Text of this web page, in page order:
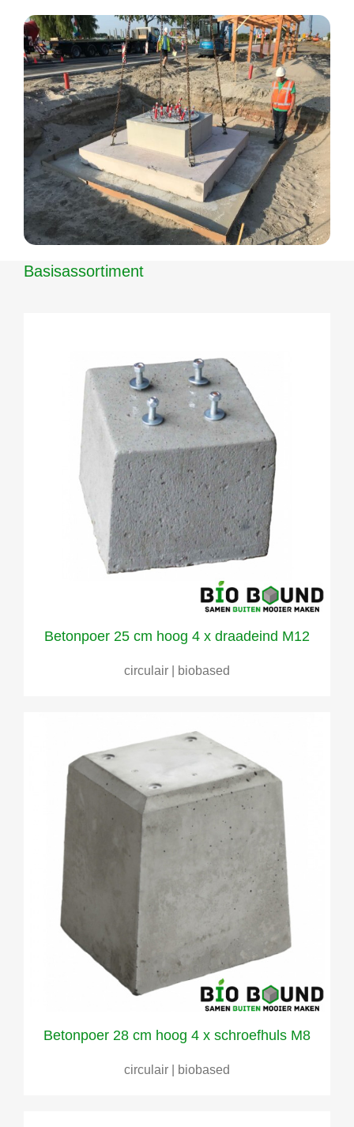
Basisassortiment
Betonpoer 25 cm hoog 4 x draadeind M12
circulair | biobased
Betonpoer 28 cm hoog 4 x schroefhuls M8
circulair | biobased